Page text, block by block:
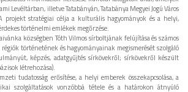
Levéltárban, illetve Tatabányán, Tatabánya Megyei Jogú Város
projekt stratégiai célja a kulturális hagyományok és a helyi,
történelmi emlékek megőrzése.
községben Tóth Vilmos sírboltjának felújítása és számos
történetének és hagyományainak megismerését szolgáló
képzés, adatgyűjtés sírkövekről; sírkövekről készült
létrehozása).
tudatosság erősítése, a helyi emberek összekapcsolása, a
szolgáltatások vonzóbbá tétele és a határokon átnyúló